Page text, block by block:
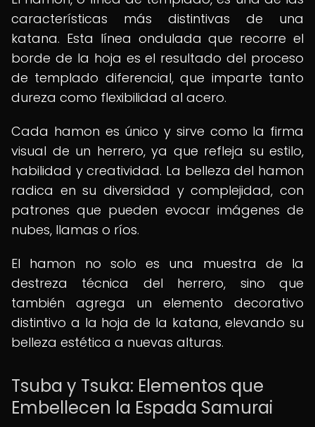
características más distintivas de una
katana. Esta línea ondulada que recorre el
borde de la hoja es el resultado del proceso
de templado diferencial, que imparte tanto
dureza como flexibilidad al acero.
Cada hamon es único y sirve como la firma
visual de un herrero, ya que refleja su estilo,
habilidad y creatividad. La belleza del hamon
radica en su diversidad y complejidad, con
patrones que pueden evocar imágenes de
nubes, llamas o ríos.
El hamon no solo es una muestra de la
destreza técnica del herrero, sino que
también agrega un elemento decorativo
distintivo a la hoja de la katana, elevando su
belleza estética a nuevas alturas.
Tsuba y Tsuka: Elementos que
Embellecen la Espada Samurai